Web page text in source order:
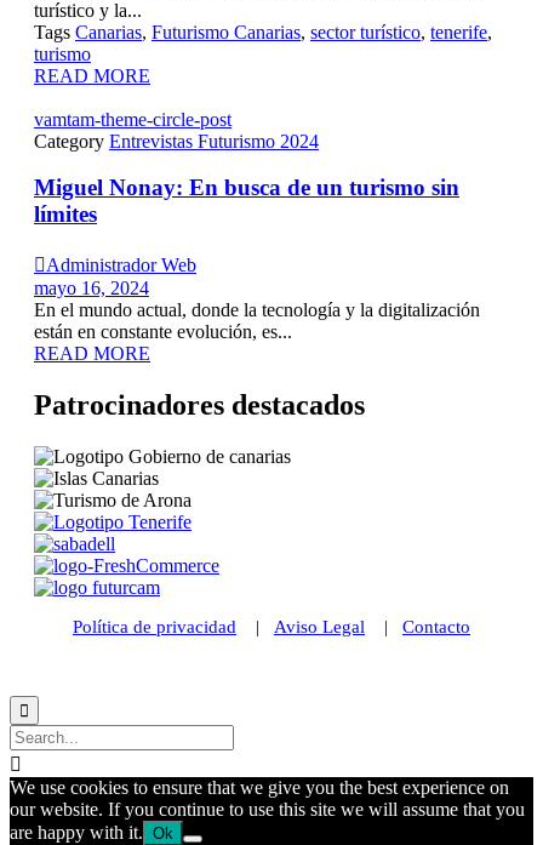
turístico y la...
Tags Canarias, Futurismo Canarias, sector turístico, tenerife,
turismo
READ MORE
vamtam-theme-circle-post
Category Entrevistas Futurismo 2024
Miguel Nonay: En busca de un turismo sin
límites
Administrador Web
mayo 16, 2024
En el mundo actual, donde la tecnología y la digitalización
están en constante evolución, es...
READ MORE
Patrocinadores destacados
Política de privacidad | Aviso Legal | Contacto


We use cookies to ensure that we give you the best experience on
our website. If you continue to use this site we will assume that you
are happy with it. Ok